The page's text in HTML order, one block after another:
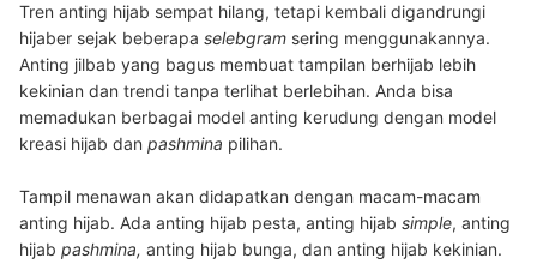
Tren anting hijab sempat hilang, tetapi kembali digandrungi
hijaber sejak beberapa selebgram sering menggunakannya.
Anting jilbab yang bagus membuat tampilan berhijab lebih
kekinian dan trendi tanpa terlihat berlebihan. Anda bisa
memadukan berbagai model anting kerudung dengan model
kreasi hijab dan pashmina pilihan.
Tampil menawan akan didapatkan dengan macam-macam
anting hijab. Ada anting hijab pesta, anting hijab simple, anting
hijab pashmina, anting hijab bunga, dan anting hijab kekinian.